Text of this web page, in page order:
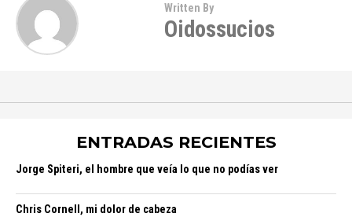
Written By
Oidossucios
ENTRADAS RECIENTES
Jorge Spiteri, el hombre que veía lo que no podías ver
Chris Cornell, mi dolor de cabeza